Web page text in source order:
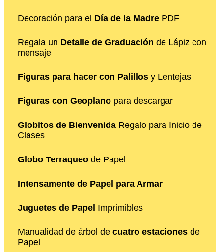
Decoración para el Día de la Madre PDF
Regala un Detalle de Graduación de Lápiz con
mensaje
Figuras para hacer con Palillos y Lentejas
Figuras con Geoplano para descargar
Globitos de Bienvenida Regalo para Inicio de
Clases
Globo Terraqueo de Papel
Intensamente de Papel para Armar
Juguetes de Papel Imprimibles
Manualidad de árbol de cuatro estaciones de
Papel